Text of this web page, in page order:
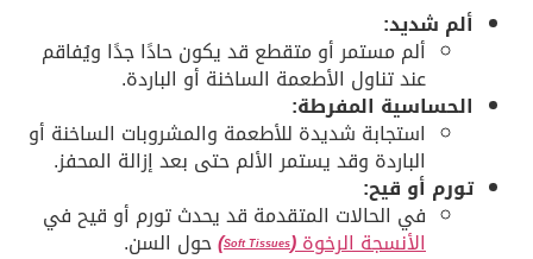
ألم شديد:
ألم مستمر أو متقطع قد يكون حادًا جدًا ويُفاقم
عند تناول الأطعمة الساخنة أو الباردة.
الحساسية المفرطة:
استجابة شديدة للأطعمة والمشروبات الساخنة أو
الباردة وقد يستمر الألم حتى بعد إزالة المحفز.
تورم أو قيح:
في الحالات المتقدمة قد يحدث تورم أو قيح في
الأنسجة الرخوة(
Soft Tissues
)حول السن.